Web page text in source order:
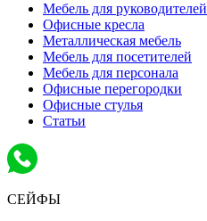
Мебель для руководителей
Офисные кресла
Металлическая мебель
Мебель для посетителей
Мебель для персонала
Офисные перегородки
Офисные стулья
Статьи
СЕЙФЫ